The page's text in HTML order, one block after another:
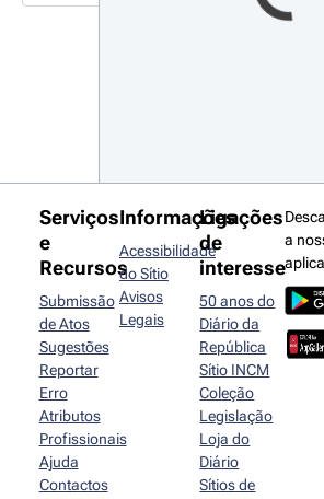
Serviços
e
Recursos
Submissão
de Atos
Sugestões
Reportar
Erro
Atributos
Profissionais
Ajuda
Contactos
Informações
Acessibilidade
do Sítio
Avisos
Legais
Ligações
de
interesse
50 anos do
Diário da
República
Sítio INCM
Coleção
Legislação
Loja do
Diário
Sítios de
a